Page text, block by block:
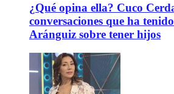
¿Qué opina ella? Cuco
conversaciones que ha
Aránguiz sobre tener hijos